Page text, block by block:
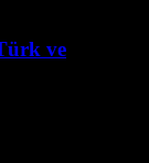
ve